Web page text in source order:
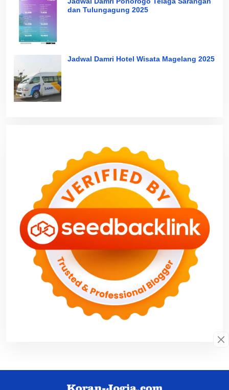
dan Tulungagung 2025
Jadwal Damri Hotel Wisata Magelang 2025